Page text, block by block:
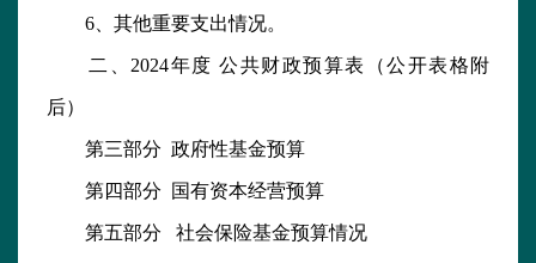
6、其他重要支出情况。
二、2024年度 公共财政预算表（公开表格附
后）
第三部分 政府性基金预算
第四部分 国有资本经营预算
第五部分 社会保险基金预算情况